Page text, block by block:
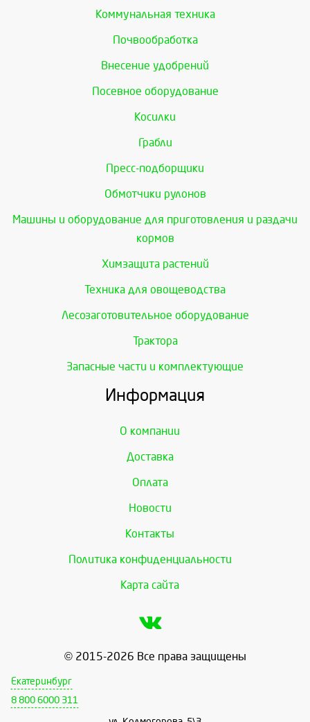
Коммунальная техника
Почвообработка
Внесение удобрений
Посевное оборудование
Косилки
Грабли
Пресс-подборщики
Обмотчики рулонов
Машины и оборудование для приготовления и раздачи
кормов
Химзащита растений
Техника для овощеводства
Лесозаготовительное оборудование
Трактора
Запасные части и комплектующие
Информация
О компании
Доставка
Оплата
Новости
Контакты
Политика конфиденциальности
Карта сайта
© 2015-2026 Все права защищены
Екатеринбург
8 800 6000 311